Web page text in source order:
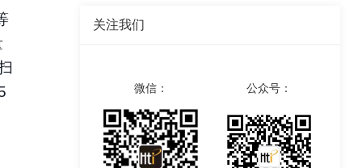
关注我们
微信： 公众号：